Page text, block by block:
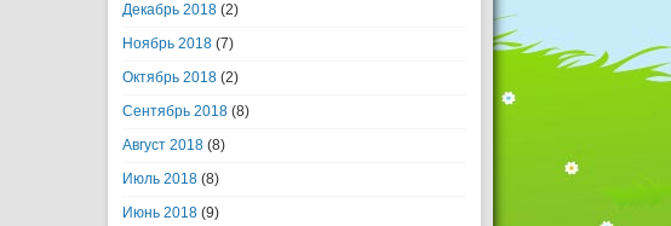
Декабрь 2018 (2)
Ноябрь 2018 (7)
Октябрь 2018 (2)
Сентябрь 2018 (8)
Август 2018 (8)
Июль 2018 (8)
Июнь 2018 (9)